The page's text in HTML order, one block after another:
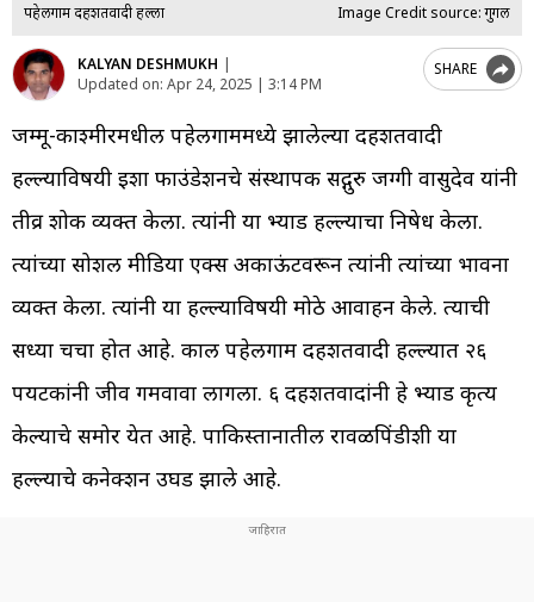
पहेलगाम दहशतवादी हल्ला Image Credit source: गुगल
KALYAN DESHMUKH |
Updated on: Apr 24, 2025 | 3:14 PM
SHARE
जम्मू-काश्मीरमधील पहेलगाममध्ये झालेल्या दहशतवादी
हल्ल्याविषयी ईशा फाउंडेशनचे संस्थापक सद्गुरु जग्गी वासुदेव यांनी
तीव्र शोक व्यक्त केला. त्यांनी या भ्याड हल्ल्याचा निषेध केला.
त्यांच्या सोशल मीडिया एक्स अकाऊंटवरून त्यांनी त्यांच्या भावना
व्यक्त केला. त्यांनी या हल्ल्याविषयी मोठे आवाहन केले. त्याची
सध्या चर्चा होत आहे. काल पहेलगाम दहशतवादी हल्ल्यात २६
पर्यटकांनी जीव गमवावा लागला. ६ दहशतवादांनी हे भ्याड कृत्य
केल्याचे समोर येत आहे. पाकिस्तानातील रावळपिंडीशी या
हल्ल्याचे कनेक्शन उघड झाले आहे.